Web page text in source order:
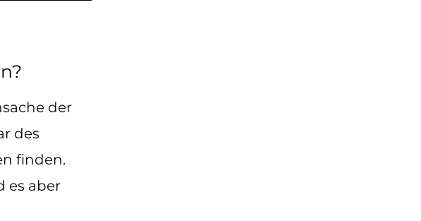
der
des
finden.
es aber